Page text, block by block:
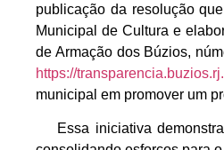
publicação da resolução
Municipal de Cultura e
de Armação dos Búzios,
https://
municipal em promover um
Essa iniciativa demonstra